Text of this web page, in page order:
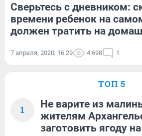
Сверьтесь с дневником:
времени ребенок на
должен тратить на
7 апреля, 2020, 16:29 4 698 1
ТОП 5
1
Не варите из
жителям
заготовить ягоду